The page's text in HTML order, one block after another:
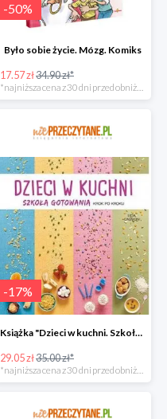
-50%
Było sobie życie. Mózg. Komiks
17.57 zł34.90 zł*
*najniższa cena z 30 dni przed obniżką
-17%
Książka "Dzieci w kuchni. Szkoła gotowania krok po kroku" w super cenie
29.05 zł35.00 zł*